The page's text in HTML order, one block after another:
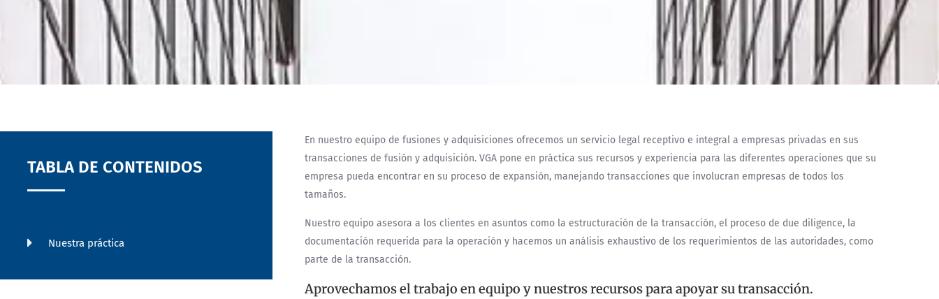
TABLA DE CONTENIDOS
Nuestra práctica
En nuestro equipo de fusiones y adquisiciones ofrecemos un servicio legal receptivo e integral a empresas privadas en sus
transacciones de fusión y adquisición. VGA pone en práctica sus recursos y experiencia para las diferentes operaciones que su
empresa pueda encontrar en su proceso de expansión, manejando transacciones que involucran empresas de todos los
tamaños.
Nuestro equipo asesora a los clientes en asuntos como la estructuración de la transacción, el proceso de due diligence, la
documentación requerida para la operación y hacemos un análisis exhaustivo de los requerimientos de las autoridades, como
parte de la transacción.
Aprovechamos el trabajo en equipo y nuestros recursos para apoyar su transacción.